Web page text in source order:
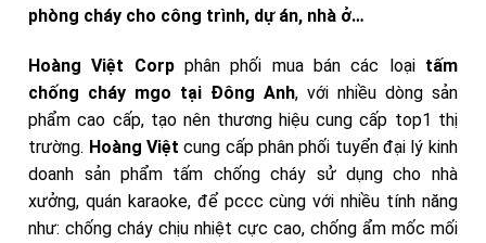
phòng cháy cho công trình, dự án, nhà ở…
Hoàng Việt Corpphân phối mua bán các loại tấm
chống cháy mgo tại Đông Anh, với nhiều dòng sản
phẩm cao cấp, tạo nên thương hiệu cung cấp top1 thị
trường. Hoàng Việt cung cấp phân phối tuyển đại lý kinh
doanh sản phẩm tấm chống cháy sử dụng cho nhà
xưởng, quán karaoke, để pccc cùng với nhiều tính năng
như: chống cháy chịu nhiệt cực cao, chống ẩm mốc mối